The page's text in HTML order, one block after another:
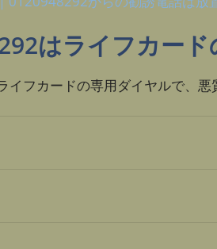
はライフカード
フカードの専用ダイヤルで、悪